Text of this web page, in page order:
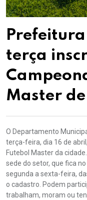
terça
Master
O Departamento
terça-feira, dia 16 de
Futebol Master da
sede do setor, que fica
segunda a sexta-feira,
o cadastro. Podem
trabalham, moram ou